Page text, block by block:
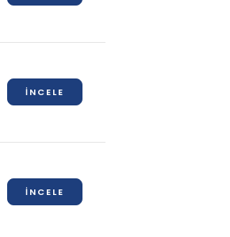
İNCELE
İNCELE